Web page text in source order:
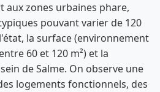
zones urbaines phare,
pouvant varier de 120
la surface (environnement
60 et 120 m²) et la
de Salme. On observe une
logements fonctionnels, des